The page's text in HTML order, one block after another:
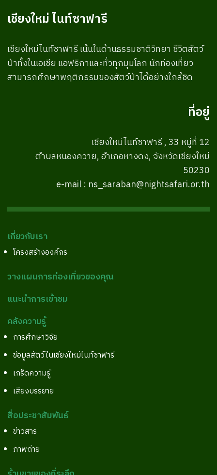
เชียงใหม่ ไนท์ซาฟารี
เชียงใหม่ไนท์ซาฟารี เน้นในด้านธรรมชาติวิทยา ชีวิตสัตว์
ป่าทั้งในเอเชีย แอฟริกาและทั่วทุกมุมโลก นักท่องเที่ยว
สามารถศึกษาพฤติกรรมของสัตว์ป่าได้อย่างใกล้ชิด
ที่อยู่
เชียงใหม่ไนท์ซาฟารี , 33 หมู่ที่ 12
ตำบลหนองควาย, อำเภอหางดง, จังหวัดเชียงใหม่
50230
e-mail : ns_saraban@nightsafari.or.th
เกี่ยวกับเรา
โครงสร้างองค์กร
วางแผนการท่องเที่ยวของคุณ
แนะนำการเข้าชม
คลังความรู้
การศึกษาวิจัย
ข้อมูลสัตว์ในเชียงใหม่ไนท์ซาฟารี
เกร็ดความรู้
เสียงบรรยาย
สื่อประชาสัมพันธ์
ข่าวสาร
ภาพถ่าย